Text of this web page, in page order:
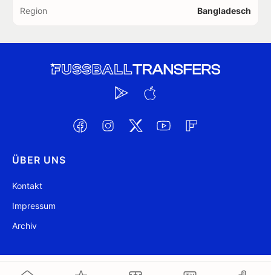
Region Bangladesch
ÜBER UNS
Kontakt
Impressum
Archiv